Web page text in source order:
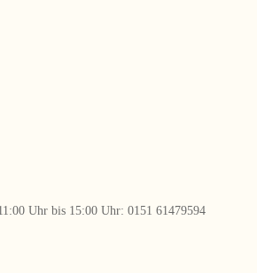
Uhr bis 15:00 Uhr: 0151 61479594